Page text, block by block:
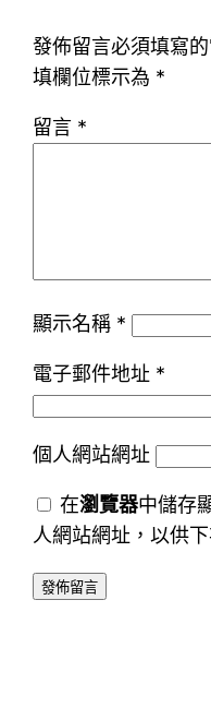
發佈留言必須填寫
填欄位標示為 *
留言 *
顯示名稱 *
電子郵件地址 *
個人網站網址
在瀏覽器中儲存
人網站網址，以供